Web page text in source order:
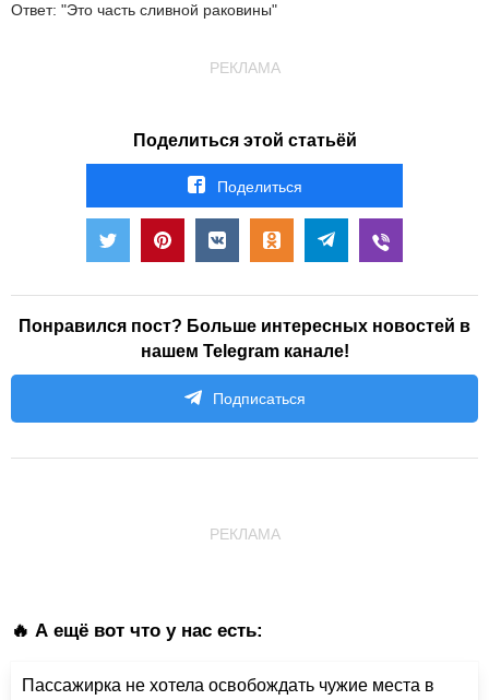
Ответ: "Это часть сливной раковины"
РЕКЛАМА
Поделиться этой статьёй
Поделиться
Понравился пост? Больше интересных новостей в
нашем Telegram канале!
Подписаться
РЕКЛАМА
🔥 А ещё вот что у нас есть:
Пассажирка не хотела освобождать чужие места в